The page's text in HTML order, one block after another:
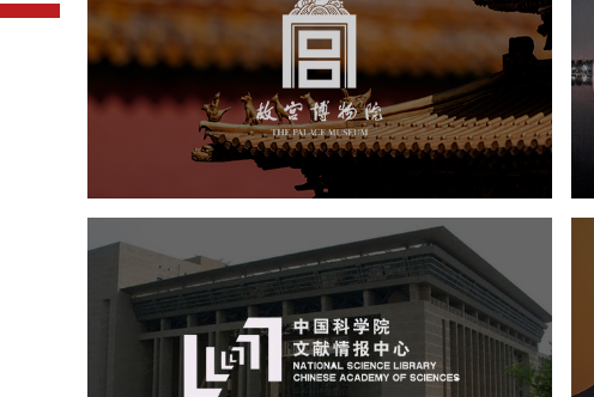
文化艺术 博物馆
智慧博物馆
博物馆网站建设
景区网站建设
文创商城
万能专题
网站代运营
中国科学院文献情报中心
机构组织 网站建设
虚拟展厅